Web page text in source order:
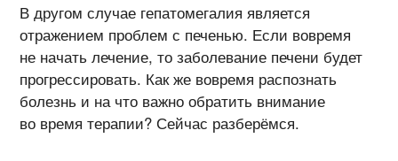
В другом случае гепатомегалия является
отражением проблем с печенью. Если вовремя
не начать лечение, то заболевание печени будет
прогрессировать. Как же вовремя распознать
болезнь и на что важно обратить внимание
во время терапии? Сейчас разберёмся.